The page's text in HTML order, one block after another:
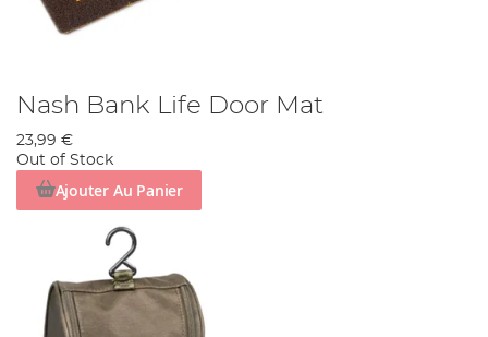
Nash Bank Life Door Mat
23,99 €
Out of Stock
Ajouter Au Panier